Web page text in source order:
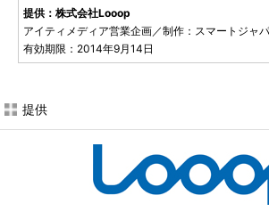
提供：株式会社Looop
アイティメディア営業企画／制作：スマートジャ
有効期限：2014年9月14日
提供